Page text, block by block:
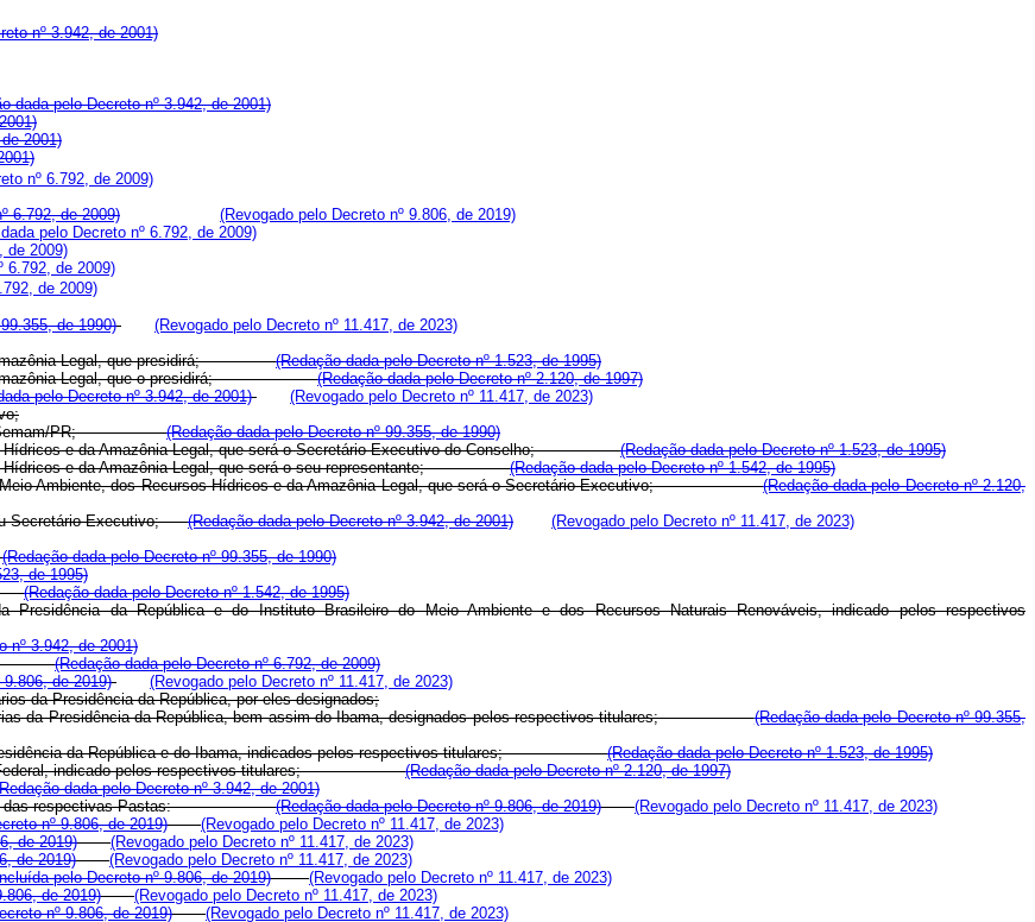
nº 3.942, de 2001)
dada pelo Decreto nº 3.942, de 2001)
2001)
nº 6.792, de 2009)
6.792, de 2009)
(Revogado pelo Decreto nº 9.806, de 2019)
pelo Decreto nº 6.792, de 2009)
de 2009)
6.792, de 2009)
de 2009)
de 1990)
(Revogado pelo Decreto nº 11.417, de 2023)
da Amazônia Legal, que presidirá;(Redação dada pelo Decreto nº 1.523, de 1995)
e da Amazônia Legal, que o presidirá;(Redação dada pelo Decreto nº 2.120, de 1997)
pelo Decreto nº 3.942, de 2001)
(Revogado pelo Decreto nº 11.417, de 2023)
da Semam/PR;(Redação dada pelo Decreto nº 99.355, de 1990)
Hídricos e da Amazônia Legal, que será o Secretário-Executivo do Conselho;(Redação dada pelo Decreto nº 1.523, de 1995)
Hídricos e da Amazônia Legal, que será o seu representante;(Redação dada pelo Decreto nº 1.542, de 1995)
do Meio Ambiente, dos Recursos Hídricos e da Amazônia Legal, que será o Secretário-Executivo;(Redação dada pelo Decreto nº 2.120,
Secretário-Executivo;(Redação dada pelo Decreto nº 3.942, de 2001)
(Revogado pelo Decreto nº 11.417, de 2023)
(Redação dada pelo Decreto nº 99.355, de 1990)
de 1995)
(Redação dada pelo Decreto nº 1.542, de 1995)
da República e do Instituto Brasileiro do Meio Ambiente e dos Recursos Naturais Renováveis, indicado pelos respectivos
nº 3.942, de 2001)
(Redação dada pelo Decreto nº 6.792, de 2009)
9.806, de 2019)
(Revogado pelo Decreto nº 11.417, de 2023)
da Presidência da República, por eles designados;
da Presidência da República, bem assim do Ibama, designados pelos respectivos titulares;(Redação dada pelo Decreto nº 99.355,
Presidência da República e do Ibama, indicados pelos respectivos titulares;(Redação dada pelo Decreto nº 1.523, de 1995)
Federal, indicado pelos respectivos titulares;(Redação dada pelo Decreto nº 2.120, de 1997)
dada pelo Decreto nº 3.942, de 2001)
titulares das respectivas Pastas:(Redação dada pelo Decreto nº 9.806, de 2019)
(Revogado pelo Decreto nº 11.417, de 2023)
nº 9.806, de 2019)
(Revogado pelo Decreto nº 11.417, de 2023)
de 2019)
(Revogado pelo Decreto nº 11.417, de 2023)
de 2019)
(Revogado pelo Decreto nº 11.417, de 2023)
pelo Decreto nº 9.806, de 2019)
(Revogado pelo Decreto nº 11.417, de 2023)
de 2019)
(Revogado pelo Decreto nº 11.417, de 2023)
nº 9.806, de 2019)
(Revogado pelo Decreto nº 11.417, de 2023)